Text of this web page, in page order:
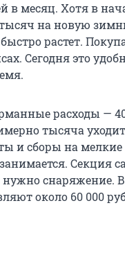
в месяц. Хотя в
на новую
растет.
Сегодня это
расходы —
тысяча
и сборы на
Секция
нужно снаряжение.
около 60 000